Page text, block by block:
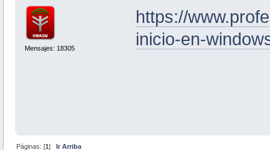
Mensajes: 18305
https://
inicio-en-
Páginas: [1]Ir Arriba